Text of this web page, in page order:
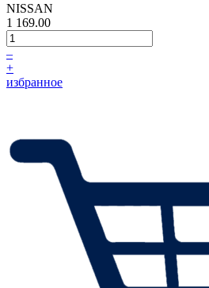
NISSAN
1 169.00
–
+
избранное